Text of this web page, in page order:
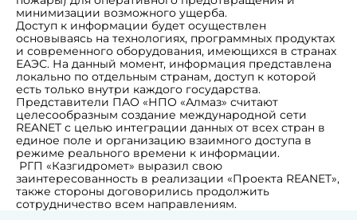
минимизации возможного ущерба.
Доступ к информации будет осуществлен
основываясь на технологиях, программных продуктах
и современного оборудования, имеющихся в странах
ЕАЭС. На данный момент, информация представлена
локально по отдельным странам, доступ к которой
есть только внутри каждого государства.
Представители ПАО «НПО «Алмаз» считают
целесообразным создание международной сети
REANET с целью интеграции данных от всех стран в
единое поле и организацию взаимного доступа в
режиме реального времени к информации.
РГП «Казгидромет» выразил свою
заинтересованность в реализации «Проекта REANET»,
также стороны договорились продолжить
сотрудничество всем направлениям.